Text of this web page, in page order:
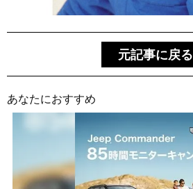
元記事に戻る
あなたにおすすめ